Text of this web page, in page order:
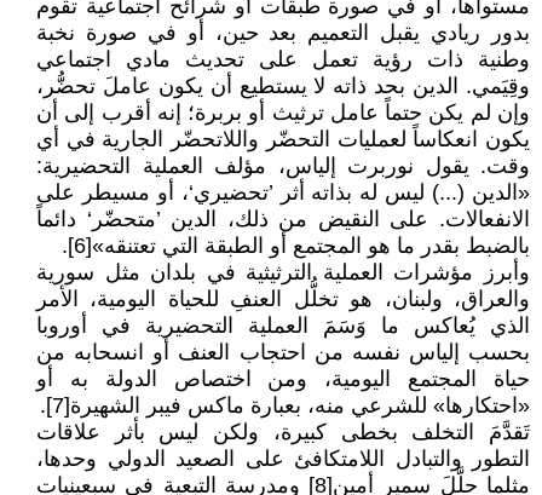
مستواها، أو في صورة طبقات أو شرائح اجتماعية تقوم
بدور ريادي يقبل التعميم بعد حين، أو في صورة نخبة
وطنية ذات رؤية تعمل على تحديث مادي اجتماعي
وقِيَمي. الدين بحد ذاته لا يستطيع أن يكون عاملَ تحضُّر،
وإن لم يكن حتماً عامل ترثيث أو بربرة؛ إنه أقرب إلى أن
يكون انعكاساً لعمليات التحضّر واللاتحضّر الجارية في أي
وقت. يقول نوربرت إلياس، مؤلف العملية التحضيرية:
«الدين (...) ليس له بذاته أثر ’تحضيري‘، أو مسيطر على
الانفعالات. على النقيض من ذلك، الدين ’متحضّر‘ دائماً
بالضبط بقدر ما هو المجتمع أو الطبقة التي تعتنقه»[6].
وأبرز مؤشرات العملية الترثيثية في بلدان مثل سورية
والعراق، ولبنان، هو تخلُّل العنفِ للحياة اليومية، الأمر
الذي يُعاكس ما وَسَمَ العملية التحضيرية في أوروبا
بحسب إلياس نفسه من احتجاب العنف أو انسحابه من
حياة المجتمع اليومية، ومن اختصاص الدولة به أو
«احتكارها» للشرعي منه، بعبارة ماكس فيبر الشهيرة[7].
تَقدَّمَ التخلف بخطى كبيرة، ولكن ليس بأثر علاقات
التطور والتبادل اللامتكافئ على الصعيد الدولي وحدها،
مثلما حلَّلَ سمير أمين[8] ومدرسة التبعية في سبعينيات